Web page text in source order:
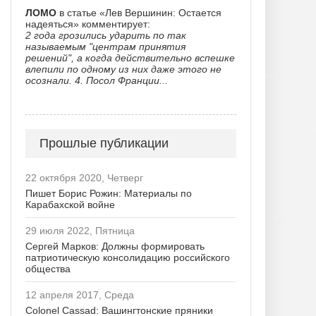
ЛОМО в статье «Лев Вершинин: Остается
надеяться» комментирует:
2 года грозились ударить по так
называемым "центрам принятия
решений", а когда действительно вспешке
влепили по одному из них даже этого не
осознали. 4. Посол Франции...
Прошлые публикации
22 октября 2020, Четверг
Пишет Борис Рожин: Материалы по
Карабахской войне
29 июля 2022, Пятница
Сергей Марков: Должны формировать
патриотическую консолидацию российского
общества
12 апреля 2017, Среда
Colonel Cassad: Вашингтонские пряники